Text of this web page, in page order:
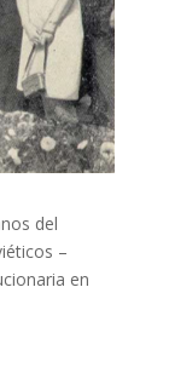
del
–
en